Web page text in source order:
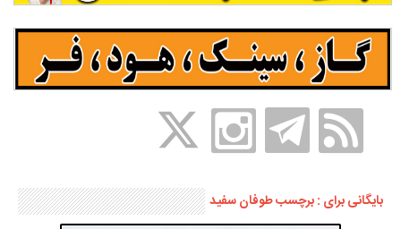
بایگانی برای : برچسب طوفان سفید